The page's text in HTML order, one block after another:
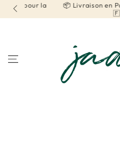
IGNORER LE
CONTENU
📦 Livraison en Point Relais
🇫🇷 dès